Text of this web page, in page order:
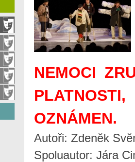
NEMOCI
OZNÁMEN.
Autoři: Zdeněk
Spoluautor: Jára